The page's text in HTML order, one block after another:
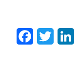
FacebookTwitter